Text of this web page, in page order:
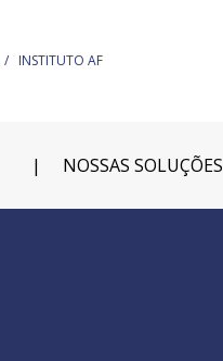
INSTITUTO AF
NOSSAS SOLUÇÕES